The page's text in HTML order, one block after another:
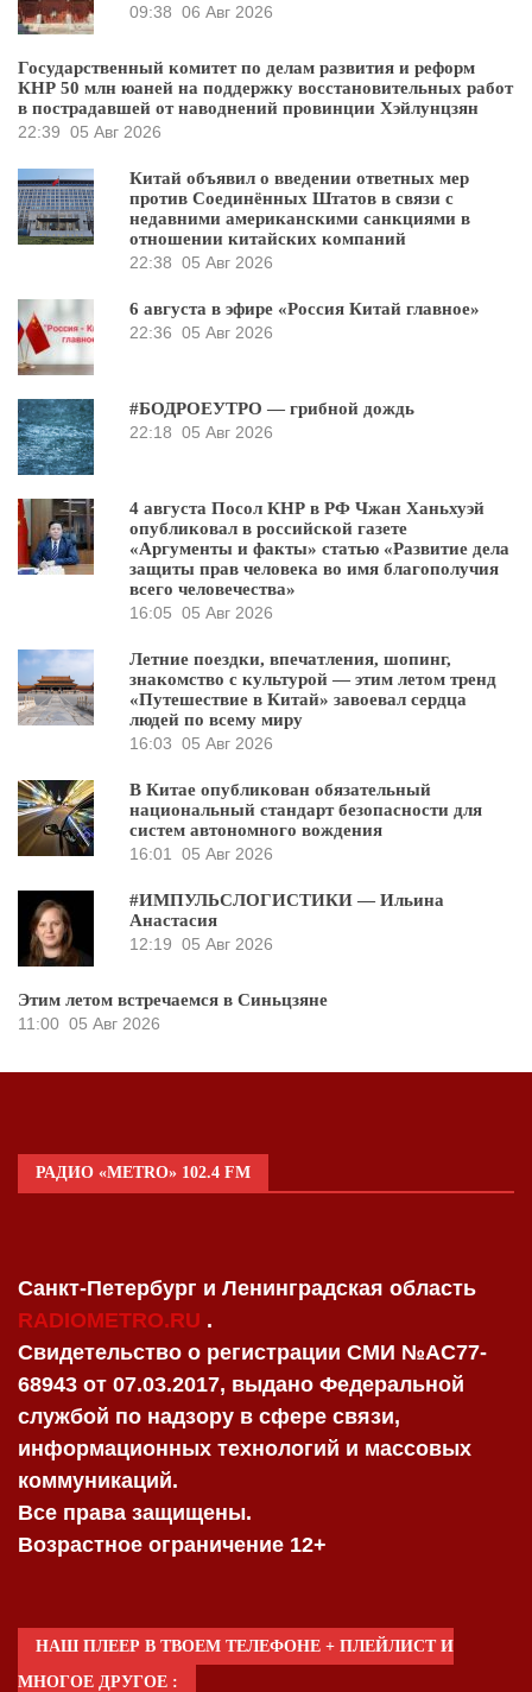
09:38 06 Авг 2026
Государственный комитет по делам развития и реформ
КНР 50 млн юаней на поддержку восстановительных работ
в пострадавшей от наводнений провинции Хэйлунцзян
22:39 05 Авг 2026
Китай объявил о введении ответных мер
против Соединённых Штатов в связи с
недавними американскими санкциями в
отношении китайских компаний
22:38 05 Авг 2026
6 августа в эфире «Россия Китай главное»
22:36 05 Авг 2026
#БОДРОЕУТРО — грибной дождь
22:18 05 Авг 2026
4 августа Посол КНР в РФ Чжан Ханьхуэй
опубликовал в российской газете
«Аргументы и факты» статью «Развитие дела
защиты прав человека во имя благополучия
всего человечества»
16:05 05 Авг 2026
Летние поездки, впечатления, шопинг,
знакомство с культурой — этим летом тренд
«Путешествие в Китай» завоевал сердца
людей по всему миру
16:03 05 Авг 2026
В Китае опубликован обязательный
национальный стандарт безопасности для
систем автономного вождения
16:01
05 Авг 2026
#ИМПУЛЬСЛОГИСТИКИ — Ильина
Анастасия
12:19 05 Авг 2026
Этим летом встречаемся в Синьцзяне
11:00 05 Авг 2026
РАДИО «METRO» 102.4 FM
Санкт-Петербург и Ленинградская область
RADIOMETRO.RU .
Свидетельство о регистрации СМИ №AC77-
68943 от 07.03.2017, выдано Федеральной
службой по надзору в сфере связи,
информационных технологий и массовых
коммуникаций.
Все права защищены.
Возрастное ограничение 12+
НАШ ПЛЕЕР В ТВОЕМ ТЕЛЕФОНЕ + ПЛЕЙЛИСТ И
МНОГОЕ ДРУГОЕ :